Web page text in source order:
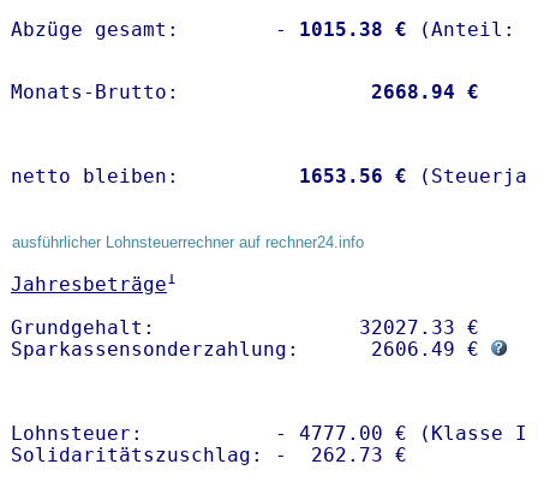
Abzüge gesamt:        -
1015.38 €
Monats-Brutto: 2668.94 €
netto bleiben: 1653.56 €
ausführlicher Lohnsteuerrechner auf rechner24.info
Jahresbeträge1
Grundgehalt:                 32027.33 €
Sparkassensonderzahlung:      2606.49 €
Lohnsteuer:           - 4777.00 € (Klasse I)
Solidaritätszuschlag: -  262.73 €